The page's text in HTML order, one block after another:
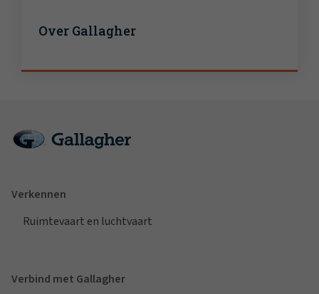
Over Gallagher
Verkennen
Ruimtevaart en luchtvaart
Verbind met Gallagher